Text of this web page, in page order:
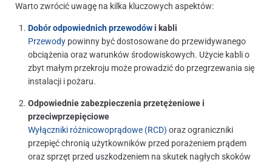
Warto zwrócić uwagę na kilka kluczowych aspektów:
Dobór odpowiednich przewodówi kabli
Przewody powinny być dostosowane do przewidywanego
obciążenia oraz warunków środowiskowych. Użycie kabli o
zbyt małym przekroju może prowadzić do przegrzewania się
instalacji i pożaru.
Odpowiednie zabezpieczenia przetężeniowe i
przeciwprzepięciowe
Wyłączniki różnicowoprądowe (RCD) oraz ograniczniki
przepięć chronią użytkowników przed porażeniem prądem
oraz sprzęt przed uszkodzeniem na skutek nagłych skoków